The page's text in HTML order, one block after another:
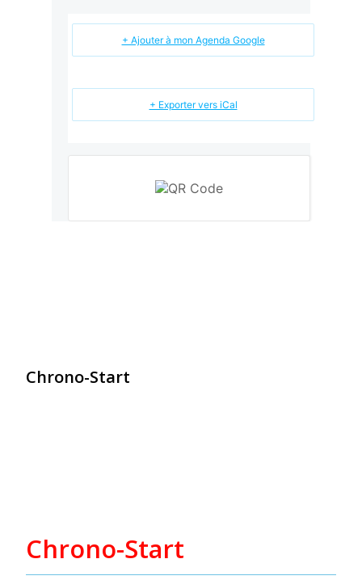
+ Ajouter à mon Agenda Google
+ Exporter vers iCal
Chrono-Start
Chrono-Start